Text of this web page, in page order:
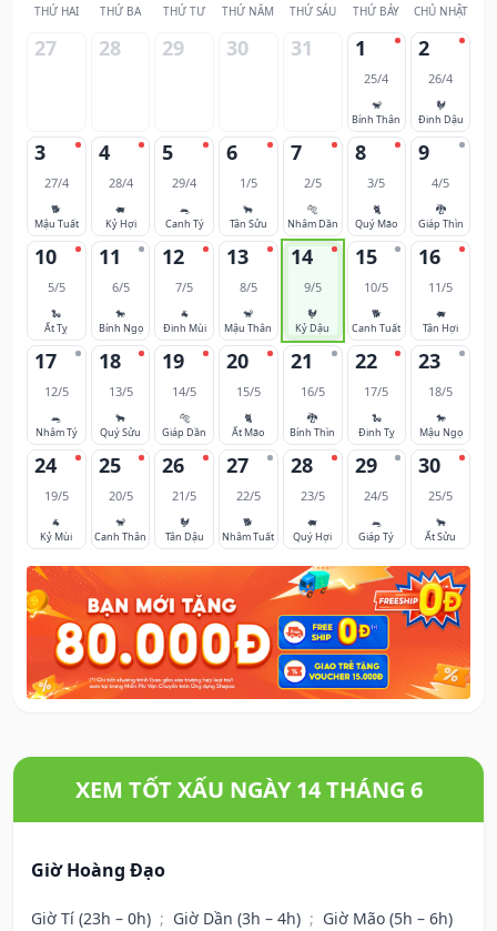
THỨ HAI THỨ BA THỨ TƯ THỨ NĂM THỨ SÁU THỨ BẢY CHỦ NHẬT
27 28 29 30 31 1
25/4
🐒
Bính Thân
2
26/4
🐓
Đinh Dậu
3
27/4
🐕
Mậu Tuất
4
28/4
🐖
Kỷ Hợi
5
29/4
🐀
Canh Tý
6
1/5
🐂
Tân Sửu
7
2/5
🐅
Nhâm Dần
8
3/5
🐈
Quý Mão
9
4/5
🐉
Giáp Thìn
10
5/5
🐍
Ất Tỵ
11
6/5
🐎
Bính Ngọ
12
7/5
🐐
Đinh Mùi
13
8/5
🐒
Mậu Thân
14
9/5
🐓
Kỷ Dậu
15
10/5
🐕
Canh Tuất
16
11/5
🐖
Tân Hợi
17
12/5
🐀
Nhâm Tý
18
13/5
🐂
Quý Sửu
19
14/5
🐅
Giáp Dần
20
15/5
🐈
Ất Mão
21
16/5
🐉
Bính Thìn
22
17/5
🐍
Đinh Tỵ
23
18/5
🐎
Mậu Ngọ
24
19/5
🐐
Kỷ Mùi
25
20/5
🐒
Canh Thân
26
21/5
🐓
Tân Dậu
27
22/5
🐕
Nhâm Tuất
28
23/5
🐖
Quý Hợi
29
24/5
🐀
Giáp Tý
30
25/5
🐂
Ất Sửu
XEM TỐT XẤU NGÀY 14 THÁNG 6
Giờ Hoàng Đạo
Giờ Tí (23h – 0h) ; Giờ Dần (3h – 4h) ; Giờ Mão (5h – 6h)